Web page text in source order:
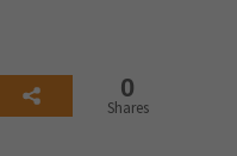
0
Shares